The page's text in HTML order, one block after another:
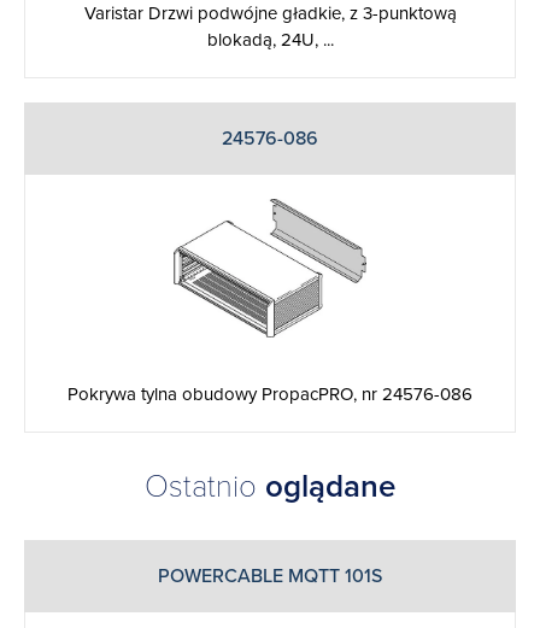
Varistar Drzwi podwójne gładkie, z 3-punktową
blokadą, 24U, ...
24576-086
Pokrywa tylna obudowy PropacPRO, nr 24576-086
Ostatnio oglądane
POWERCABLE MQTT 101S